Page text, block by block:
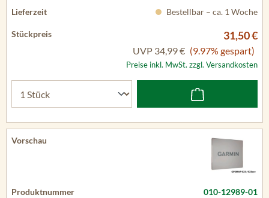
Bestellbar – ca. 1 Woche
31,50 €
UVP 34,99 € (9.97% gespart)
Preise inkl. MwSt. zzgl. Versandkosten
010-12989-01